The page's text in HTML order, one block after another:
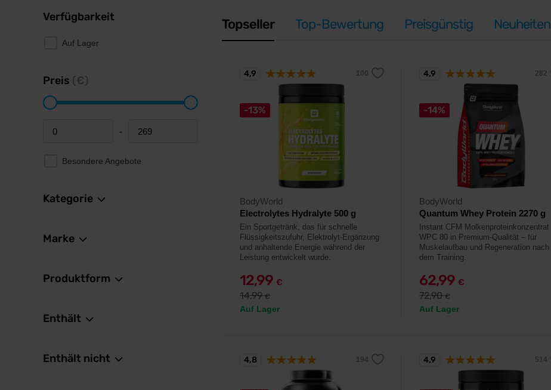
Verfügbarkeit
Auf Lager
Preis (€)
Minimum price -
Maximum price
Besondere Angebote
Kategorie
Marke
Produktform
Enthält
Enthält nicht
Topseller Top-Bewertung Preisgünstig Neuheiten
-13%
BodyWorld
Electrolytes Hydralyte 500 g
Ein Sportgetränk, das für schnelle
Flüssigkeitszufuhr, Elektrolyt-Ergänzung
und anhaltende Energie während der
Leistung entwickelt wurde.
12,99 €
14,99€
Auf Lager
4,9
-14%
BodyWorld
Quantum Whey Protein 2270 g
Instant CFM Molkenproteinkonzentrat
WPC 80 in Premium-Qualität – für
Muskelaufbau und Regeneration nach
dem Training.
62,99 €
72,90€
Auf Lager
4,9
4,8 4,9